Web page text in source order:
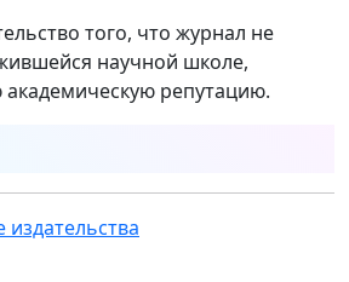
того, что журнал не
научной школе,
репутацию.
издательства